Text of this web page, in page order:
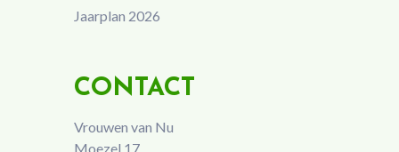
Jaarplan 2026
CONTACT
Vrouwen van Nu
Moezel 17